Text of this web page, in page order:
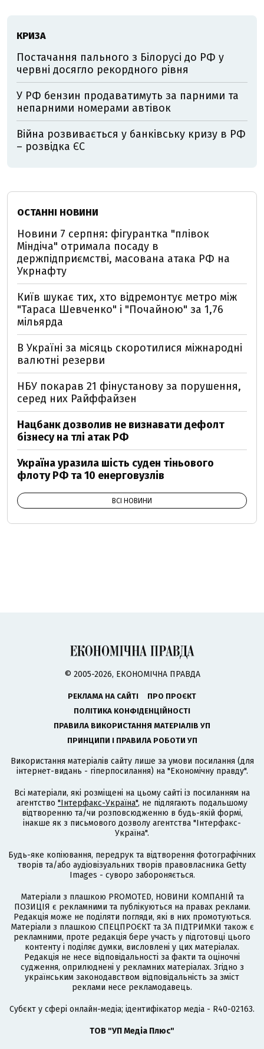
КРИЗА
Постачання пального з Білорусі до РФ у
червні досягло рекордного рівня
У РФ бензин продаватимуть за парними та
непарними номерами автівок
Війна розвивається у банківську кризу в РФ
– розвідка ЄС
ОСТАННІ НОВИНИ
Новини 7 серпня: фігурантка "плівок
Міндіча" отримала посаду в
держпідприємстві, масована атака РФ на
Укрнафту
Київ шукає тих, хто відремонтує метро між
"Тараса Шевченко" і "Почайною" за 1,76
мільярда
В Україні за місяць скоротилися міжнародні
валютні резерви
НБУ покарав 21 фінустанову за порушення,
серед них Райффайзен
Нацбанк дозволив не визнавати дефолт
бізнесу на тлі атак РФ
Україна уразила шість суден тіньового
флоту РФ та 10 енерговузлів
ВСІ НОВИНИ
© 2005-2026, ЕКОНОМІЧНА ПРАВДА
РЕКЛАМА НА САЙТІ
ПРО ПРОЄКТ
ПОЛІТИКА КОНФІДЕНЦІЙНОСТІ
ПРАВИЛА ВИКОРИСТАННЯ МАТЕРІАЛІВ УП
ПРИНЦИПИ І ПРАВИЛА РОБОТИ УП
Використання матеріалів сайту лише за умови посилання (для
інтернет-видань - гіперпосилання) на "Економічну правду".
Всі матеріали, які розміщені на цьому сайті із посиланням на
агентство "Інтерфакс-Україна", не підлягають подальшому
відтворенню та/чи розповсюдженню в будь-якій формі,
інакше як з письмового дозволу агентства "Інтерфакс-
Україна".
Будь-яке копіювання, передрук та відтворення фотографічних
творів та/або аудіовізуальних творів правовласника Getty
Images - суворо забороняється.
Матеріали з плашкою PROMOTED, НОВИНИ КОМПАНІЙ та
ПОЗИЦІЯ є рекламними та публікуються на правах реклами.
Редакція може не поділяти погляди, які в них промотуються.
Матеріали з плашкою СПЕЦПРОЄКТ та ЗА ПІДТРИМКИ також є
рекламними, проте редакція бере участь у підготовці цього
контенту і поділяє думки, висловлені у цих матеріалах.
Редакція не несе відповідальності за факти та оціночні
судження, оприлюднені у рекламних матеріалах. Згідно з
українським законодавством відповідальність за зміст
реклами несе рекламодавець.
Cубєкт у сфері онлайн-медіа; ідентифікатор медіа - R40-02163.
ТОВ "УП Медіа Плюс"